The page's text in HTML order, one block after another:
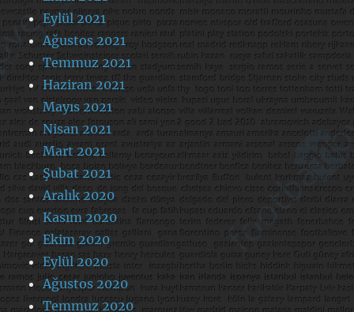
Eylül 2021
Ağustos 2021
Temmuz 2021
Haziran 2021
Mayıs 2021
Nisan 2021
Mart 2021
Şubat 2021
Aralık 2020
Kasım 2020
Ekim 2020
Eylül 2020
Ağustos 2020
Temmuz 2020